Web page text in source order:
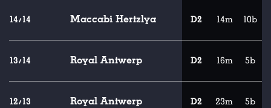
14/14 Maccabi Hertzlya D2 14m 10b
13/14 Royal Antwerp D2 16m 5b
12/13 Royal Antwerp D2 23m 5b